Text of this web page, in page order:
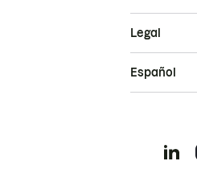
Legal
Español